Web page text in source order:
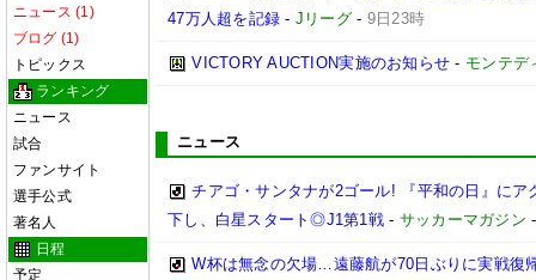
ニュース (1)
ブログ (1)
トピックス
ランキング
ニュース
試合
ファンサイト
選手公式
著名人
日程
予定
47万人超を記録 - Jリーグ - 9日23時
VICTORY AUCTION実施のお知らせ - モンテデ
ニュース
チアゴ・サンタナが2ゴール! 『平和の日』に
下し、白星スタート◎J1第1戦 - サッカーマガジン
W杯は無念の欠場…遠藤航が70日ぶりに実戦復